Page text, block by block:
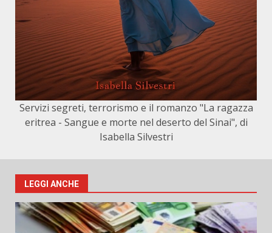
Servizi segreti, terrorismo e il romanzo "La ragazza
eritrea - Sangue e morte nel deserto del Sinai", di
Isabella Silvestri
LEGGI ANCHE